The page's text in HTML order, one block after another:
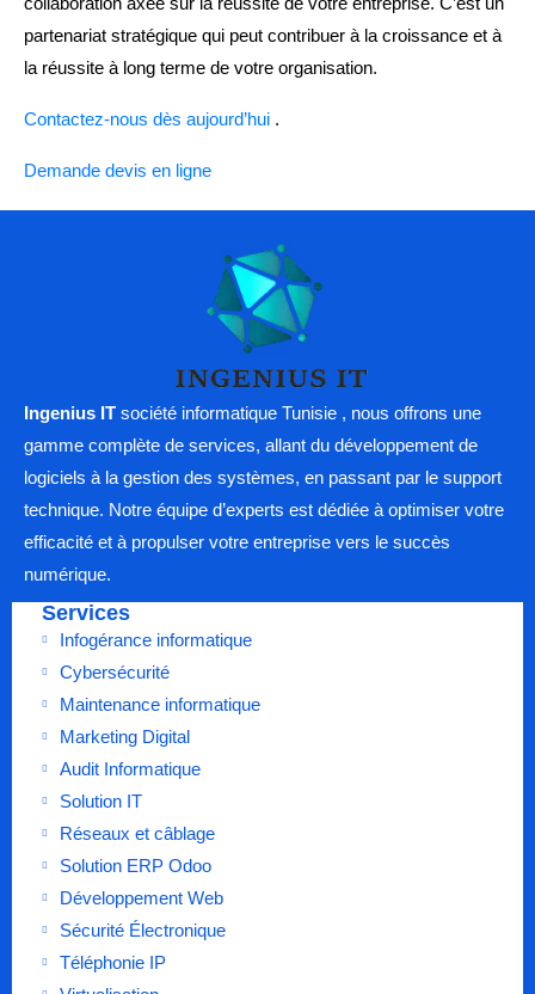
partenariat stratégique qui peut contribuer à la croissance et à
la réussite à long terme de votre organisation.
Contactez-nous dès aujourd’hui .
Demande devis en ligne
Ingenius IT société informatique Tunisie , nous offrons une
gamme complète de services, allant du développement de
logiciels à la gestion des systèmes, en passant par le support
technique. Notre équipe d’experts est dédiée à optimiser votre
efficacité et à propulser votre entreprise vers le succès
numérique.
Services
Infogérance informatique
Cybersécurité
Maintenance informatique
Marketing Digital
Audit Informatique
Solution IT
Réseaux et câblage
Solution ERP Odoo
Développement Web
Sécurité Électronique
Téléphonie IP